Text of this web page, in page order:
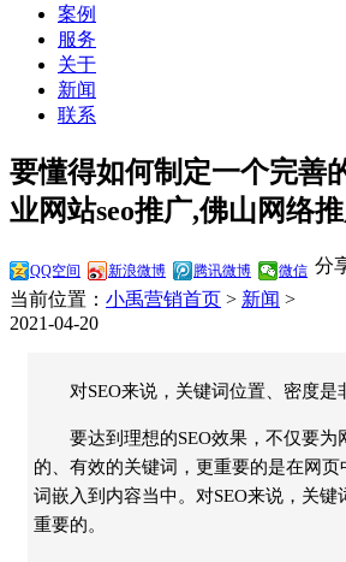
案例
服务
关于
新闻
联系
要懂得如何制定一个完善
业网站seo推广,佛山网络
分
QQ空间 新浪微博 腾讯微博 微信
当前位置： 小禹营销首页 > 新闻 >
2021-04-20
对SEO来说，关键词位置、密度是
要达到理想的SEO效果，不仅要为
的、有效的关键词，更重要的是在网
词嵌入到内容当中。对SEO来说，关键
重要的。